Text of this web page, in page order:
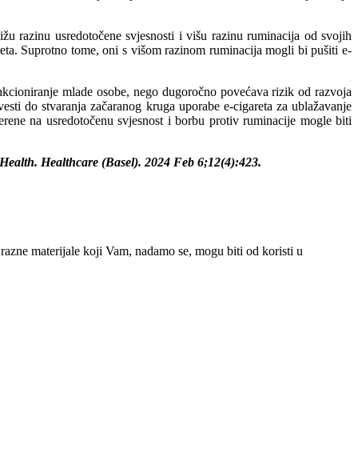
razinu usredotočene svjesnosti i višu razinu ruminacija od svojih
Suprotno tome, oni s višom razinom ruminacija mogli bi pušiti e-
mlade osobe, nego dugoročno povećava rizik od razvoja
do stvaranja začaranog kruga uporabe e-cigareta za ublažavanje
na usredotočenu svjesnost i borbu protiv ruminacije mogle biti
Healthcare (Basel). 2024 Feb 6;12(4):423.
materijale koji Vam, nadamo se, mogu biti od koristi u